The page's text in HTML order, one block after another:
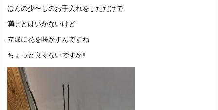
ほんの少〜しのお手入れをしただけで
満開とはいかないけど
立派に花を咲かすんですね
ちょっと良くないですか‼️